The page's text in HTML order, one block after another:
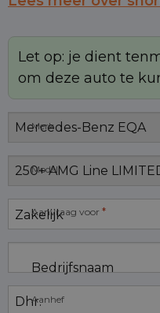
Let op: je dient
om deze auto te
Merk
Model
Aanvraag voor *
Bedrijfsnaam
Aanhef